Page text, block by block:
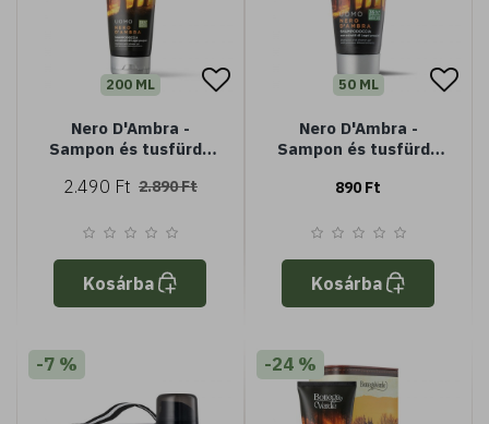
200 ML
Nero D'Ambra -
Sampon és tusfürdő
kivonatokkal
2.490 Ft 2.890 Ft
Kosárba
50 ML
Nero D'Ambra -
Sampon és tusfürdő
kivonatokkal (Minisize
890 Ft
Kosárba
-7 % -24 %